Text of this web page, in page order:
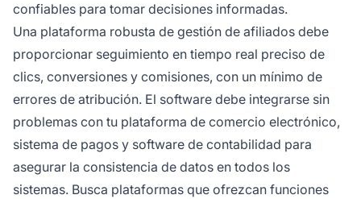
confiables para tomar decisiones informadas.
Una plataforma robusta de gestión de afiliados debe
proporcionar seguimiento en tiempo real preciso de
clics, conversiones y comisiones, con un mínimo de
errores de atribución. El software debe integrarse sin
problemas con tu plataforma de comercio electrónico,
sistema de pagos y software de contabilidad para
asegurar la consistencia de datos en todos los
sistemas. Busca plataformas que ofrezcan funciones